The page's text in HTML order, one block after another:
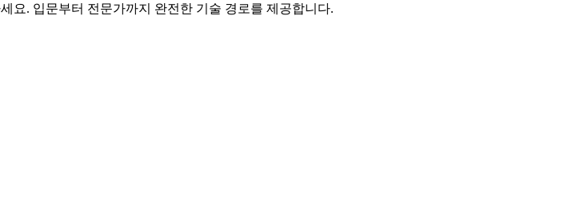
요. 입문부터 전문가까지 완전한 기술 경로를 제공합니다.